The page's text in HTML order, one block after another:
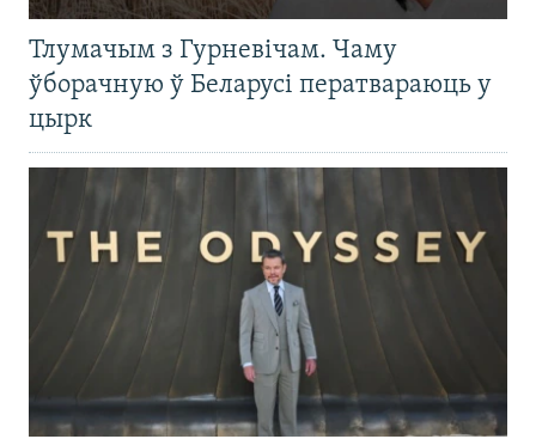
Тлумачым з Гурневічам. Чаму
ўборачную ў Беларусі ператвараюць у
цырк